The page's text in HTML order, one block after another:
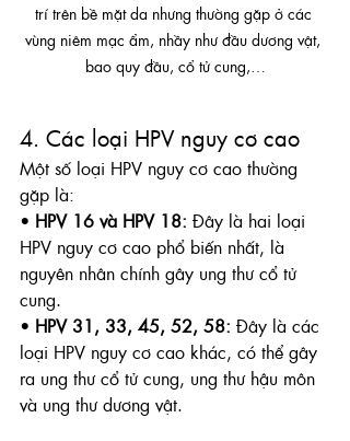
trí trên bề mặt da nhưng thường gặp ở các
vùng niêm mạc ẩm, nhầy như đầu dương vật,
bao quy đầu, cổ tử cung,…
4. Các loại HPV nguy cơ cao
Một số loại HPV nguy cơ cao thường
gặp là:
• HPV 16 và HPV 18: Đây là hai loại
HPV nguy cơ cao phổ biến nhất, là
nguyên nhân chính gây ung thư cổ tử
cung.
• HPV 31, 33, 45, 52, 58: Đây là các
loại HPV nguy cơ cao khác, có thể gây
ra ung thư cổ tử cung, ung thư hậu môn
và ung thư dương vật.